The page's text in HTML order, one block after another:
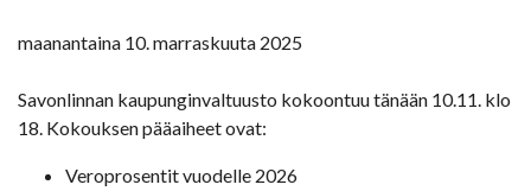
maanantaina 10. marraskuuta 2025
Savonlinnan kaupunginvaltuusto kokoontuu tänään 10.11. klo
18. Kokouksen pääaiheet ovat:
Veroprosentit vuodelle 2026